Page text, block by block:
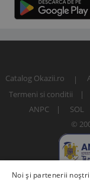
Catalog Okazii.ro
Termeni si conditii
ANPC
SOL
©
Noi și partenerii